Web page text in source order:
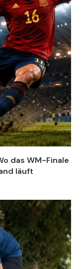
das WM-Finale
läuft